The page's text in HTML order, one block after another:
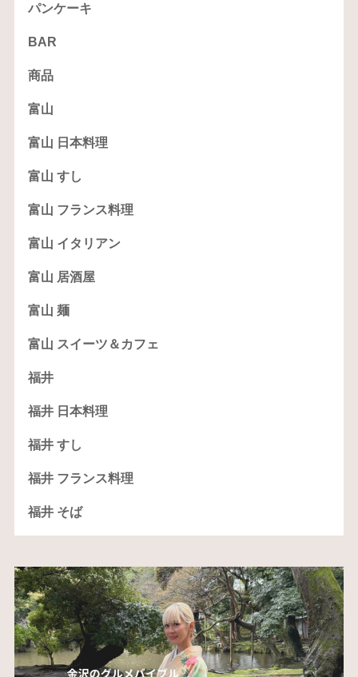
パンケーキ
BAR
商品
富山
富山 日本料理
富山 すし
富山 フランス料理
富山 イタリアン
富山 居酒屋
富山 麺
富山 スイーツ＆カフェ
福井
福井 日本料理
福井 すし
福井 フランス料理
福井 そば